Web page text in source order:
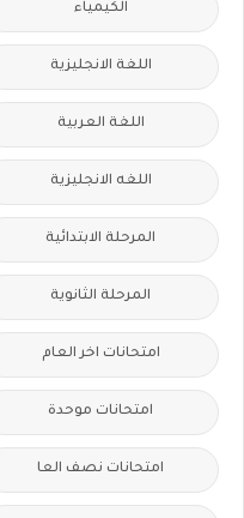
الكيمياء
اللغة الانجليزية
اللغة العربية
اللغه الانجليزية
المرحلة الابتدائية
المرحلة الثانوية
امتحانات اخر العام
امتحانات موحدة
امتحانات نصف العا